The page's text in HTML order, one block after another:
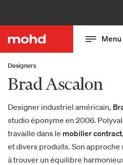
Menu
Designers
Brad Ascalon
Designer industriel américain,
studio éponyme en 2006.
travaille dans le mobilier contract
et divers produits. Son
à trouver un équilibre